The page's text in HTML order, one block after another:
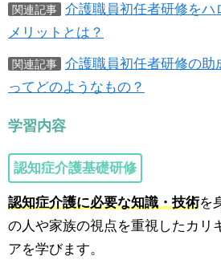
関連記事
介護職員初任者研修をハ
メリットとは？
関連記事
介護職員初任者研修の助
ってどのようなもの？
学習内容
認知症介護基礎研修
認知症介護に必要な知識・技術を
の人や家族の視点を重視したカリ
アを学びます。